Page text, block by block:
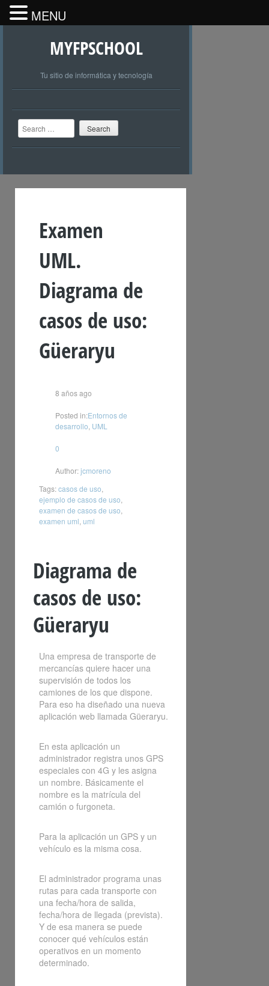
MYFPSCHOOL
Tu sitio de informática y tecnología
Search
Examen
UML.
Diagrama de
casos de uso:
Güeraryu
8 años ago
Posted in:Entornos de
desarrollo UML
0
Author:jcmoreno
Tags:casos de uso
ejemplo de casos de uso
examen de casos de uso
examen uml uml
Diagrama de
casos de uso:
Güeraryu
Una empresa de transporte de
mercancías quiere hacer una
supervisión de todos los
camiones de los que dispone.
Para eso ha diseñado una nueva
aplicación web llamada Güeraryu.
En esta aplicación un
administrador registra unos GPS
especiales con 4G y les asigna
un nombre. Básicamente el
nombre es la matrícula del
camión o furgoneta.
Para la aplicación un GPS y un
vehículo es la misma cosa.
El administrador programa unas
rutas para cada transporte con
una fecha/hora de salida,
fecha/hora de llegada (prevista).
Y de esa manera se puede
conocer qué vehículos están
operativos en un momento
determinado.
MENU